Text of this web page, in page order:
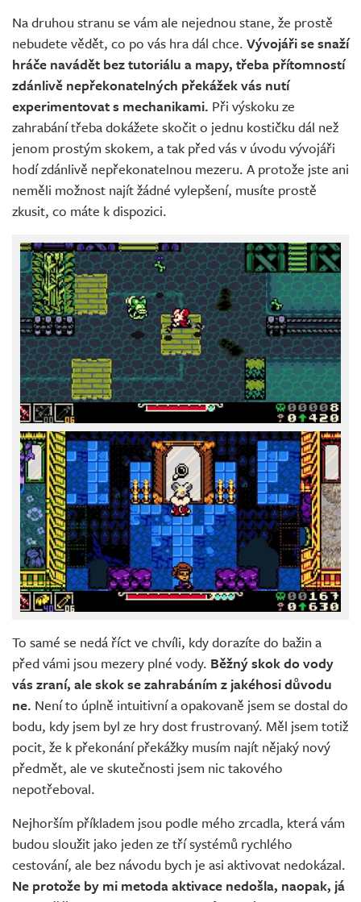
Na druhou stranu se vám ale nejednou stane, že prostě
nebudete vědět, co po vás hra dál chce. Vývojáři se snaží
hráče navádět bez tutoriálu a mapy, třeba přítomností
zdánlivě nepřekonatelných překážek vás nutí
experimentovat s mechanikami. Při výskoku ze
zahrabání třeba dokážete skočit o jednu kostičku dál než
jenom prostým skokem, a tak před vás v úvodu vývojáři
hodí zdánlivě nepřekonatelnou mezeru. A protože jste ani
neměli možnost najít žádné vylepšení, musíte prostě
zkusit, co máte k dispozici.
To samé se nedá říct ve chvíli, kdy dorazíte do bažin a
před vámi jsou mezery plné vody. Běžný skok do vody
vás zraní, ale skok se zahrabáním z jakéhosi důvodu
ne. Není to úplně intuitivní a opakovaně jsem se dostal do
bodu, kdy jsem byl ze hry dost frustrovaný. Měl jsem totiž
pocit, že k překonání překážky musím najít nějaký nový
předmět, ale ve skutečnosti jsem nic takového
nepotřeboval.
Nejhorším příkladem jsou podle mého zrcadla, která vám
budou sloužit jako jeden ze tří systémů rychlého
cestování, ale bez návodu bych je asi aktivovat nedokázal.
Ne protože by mi metoda aktivace nedošla, naopak, já